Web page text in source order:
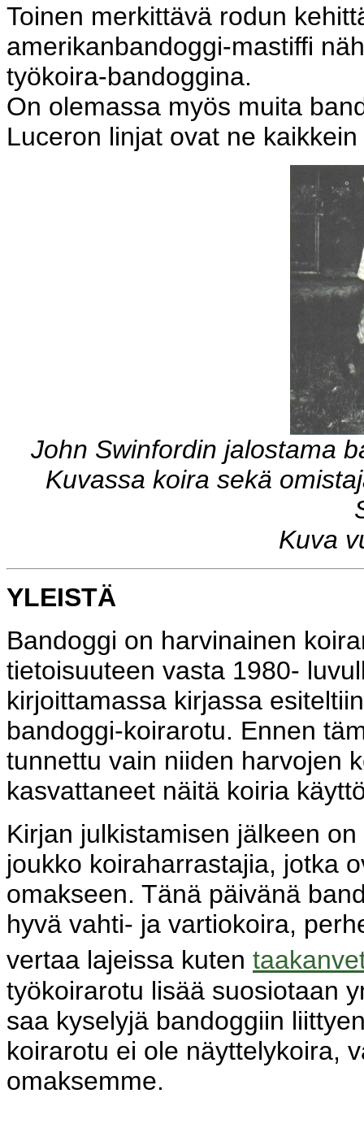
Toinen merkittävä rodun
amerikanbandoggi-mastiffi
työkoira-bandoggina.
On olemassa myös muita
Luceron linjat ovat ne
John Swinfordin jalostama
Kuvassa koira sekä
Kuva
YLEISTÄ
Bandoggi on harvinainen
tietoisuuteen vasta 1980-
kirjoittamassa kirjassa
bandoggi-koirarotu. Ennen
tunnettu vain niiden harvojen
kasvattaneet näitä koiria
Kirjan julkistamisen jälkeen
joukko koiraharrastajia, jotka
omakseen. Tänä päivänä
hyvä vahti- ja vartiokoira,
vertaa lajeissa kuten
työkoirarotu lisää suosiotaan
saa kyselyjä bandoggiin
koirarotu ei ole näyttelykoira,
omaksemme.